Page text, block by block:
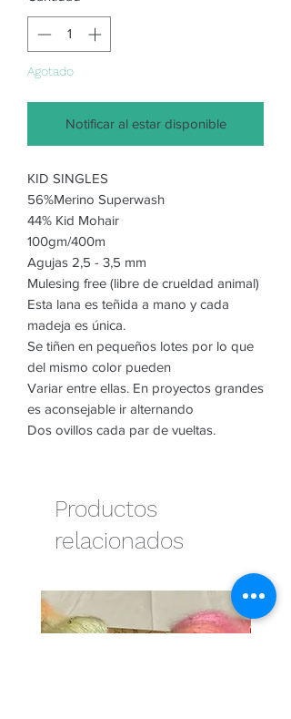
Agotado
Notificar al estar disponible
KID SINGLES
56%Merino Superwash
44% Kid Mohair
100gm/400m
Agujas 2,5 - 3,5 mm
Mulesing free (libre de crueldad animal)
Esta lana es teñida a mano y cada
madeja es única.
Se tiñen en pequeños lotes por lo que
del mismo color pueden
Variar entre ellas. En proyectos grandes
es aconsejable ir alternando
Dos ovillos cada par de vueltas.
Productos
relacionados